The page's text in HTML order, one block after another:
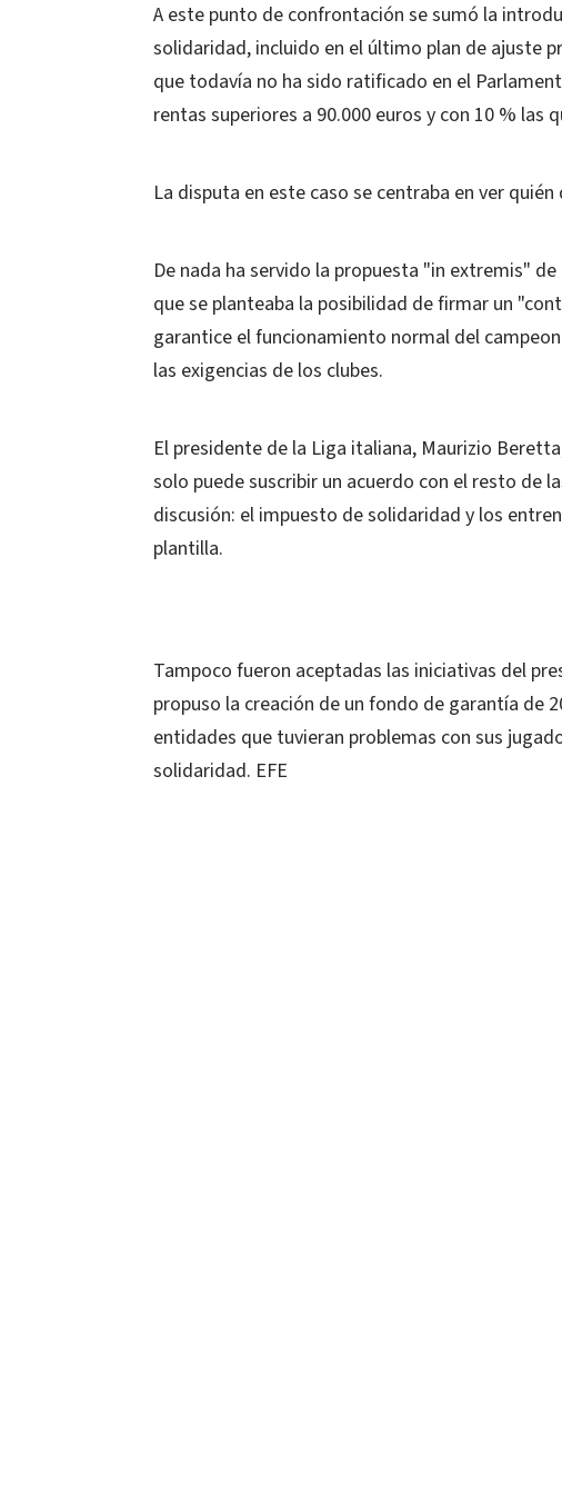
A este punto de confrontación se sumó la
solidaridad, incluido en el último plan de ajuste
que todavía no ha sido ratificado en el
rentas superiores a 90.000 euros y con 10 % las
La disputa en este caso se centraba en ver
De nada ha servido la propuesta "in extremis"
que se planteaba la posibilidad de firmar un
garantice el funcionamiento normal del
las exigencias de los clubes.
El presidente de la Liga italiana, Maurizio
solo puede suscribir un acuerdo con el resto de
discusión: el impuesto de solidaridad y los
plantilla.
Tampoco fueron aceptadas las iniciativas del
propuso la creación de un fondo de garantía de
entidades que tuvieran problemas con sus
solidaridad. EFE